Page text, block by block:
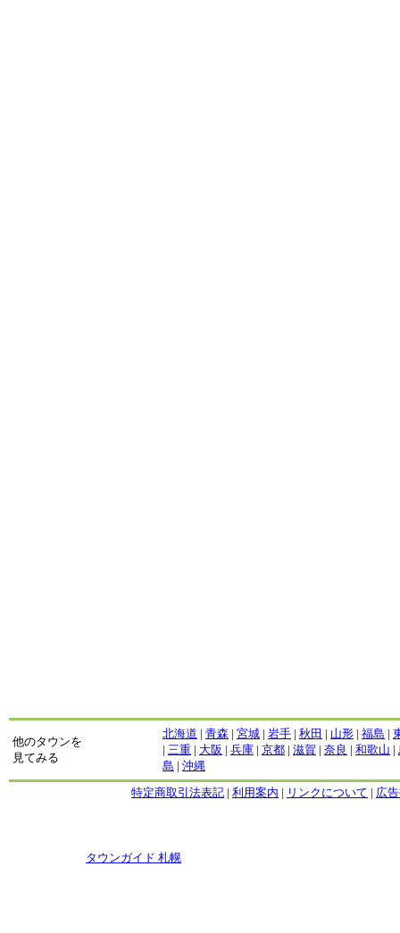
他のタウンを
見てみる
北海道 | 青森 | 宮城 | 岩手 | 秋田 | 山形 | 福島 |
| 三重 | 大阪 | 兵庫 | 京都 | 滋賀 | 奈良 | 和歌山 |
島 | 沖縄
特定商取引法表記 | 利用案内 | リンクについて | 広
タウンガイド 札幌